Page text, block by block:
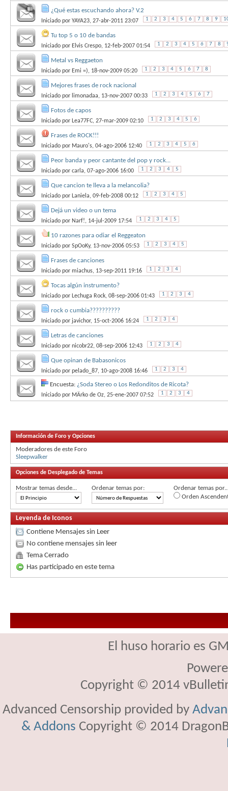
¿Qué estas escuchando ahora? V.2
Iniciado por YAYA23, 27-abr-2011 23:07 1 2 3 4 5 6 7 8 9
Tu top 5 o 10 de bandas
Iniciado por Elvis Crespo, 12-feb-2007 01:54 1 2 3 4 5 6 7 8
Metal vs Reggaeton
Iniciado por Emi =), 18-nov-2009 05:20 1 2 3 4 5 6 7 8
Mejores frases de rock nacional
Iniciado por limonadaa, 13-nov-2007 00:33 1 2 3 4 5 6 7
Fotos de capos
Iniciado por Lea77FC, 27-mar-2009 02:10 1 2 3 4 5 6
Frases de ROCK!!!
Iniciado por Mauro's, 04-ago-2006 12:40 1 2 3 4 5 6
Peor banda y peor cantante del pop y rock...
Iniciado por carla, 07-ago-2006 16:00 1 2 3 4 5
Que cancion te lleva a la melancolia?
Iniciado por Laniela, 09-feb-2008 00:12 1 2 3 4 5
Dejá un video o un tema
Iniciado por Narf!, 14-jul-2009 17:54 1 2 3 4 5
10 razones para odiar el Reggeaton
Iniciado por SpOoKy, 13-nov-2006 05:53 1 2 3 4 5
Frases de canciones
Iniciado por miachus, 13-sep-2011 19:16 1 2 3 4
Tocas algún instrumento?
Iniciado por Lechuga Rock, 08-sep-2006 01:43 1 2 3 4
rock o cumbia??????????
Iniciado por javichor, 15-oct-2006 16:24 1 2 3 4
Letras de canciones
Iniciado por nicobr22, 08-sep-2006 12:43 1 2 3 4
Que opinan de Babasonicos
Iniciado por pelado_87, 10-ago-2008 16:46 1 2 3 4
Encuesta: ¿Soda Stereo o Los Redonditos de Ricota?
Iniciado por MÄrko de Oz, 25-ene-2007 07:52 1 2 3 4
Información de Foro y Opciones
Moderadores de este Foro
Sleepwalker
Opciones de Desplegado de Temas
Mostrar temas desde... Ordenar temas por:
Ordenar temas
Orden
Leyenda de Iconos
Contiene Mensajes sin Leer
No contiene mensajes sin leer
Tema Cerrado
Has participado en este tema
El huso horario es
Copyright © 2014
Advanced Censorship provided by
& Addons Copyright © 2014